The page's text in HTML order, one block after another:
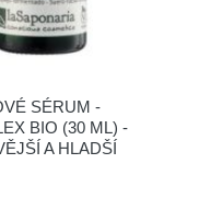
SÉRUM -
BIO (30 ML) -
A HLADŠÍ